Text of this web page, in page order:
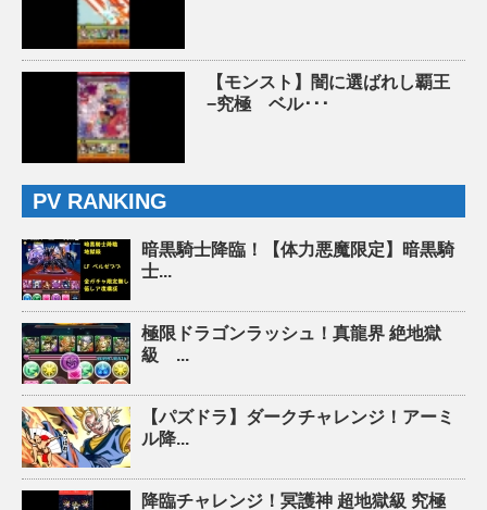
【モンスト】闇に選ばれし覇王
−究極 ベル･･･
PV RANKING
暗黒騎士降臨！【体力悪魔限定】暗黒騎
士...
極限ドラゴンラッシュ！真龍界 絶地獄
級 ...
【パズドラ】ダークチャレンジ！アーミ
ル降...
降臨チャレンジ！冥護神 超地獄級 究極